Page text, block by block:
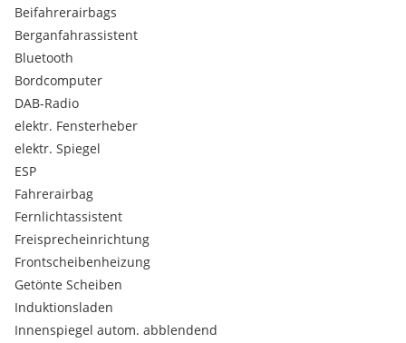
Beifahrerairbags
Berganfahrassistent
Bluetooth
Bordcomputer
DAB-Radio
elektr. Fensterheber
elektr. Spiegel
ESP
Fahrerairbag
Fernlichtassistent
Freisprecheinrichtung
Frontscheibenheizung
Getönte Scheiben
Induktionsladen
Innenspiegel autom. abblendend